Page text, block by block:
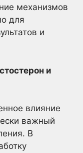
механизмов
для
и
и
влияние
важный
В